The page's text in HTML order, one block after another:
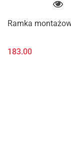
Ramka
183.00